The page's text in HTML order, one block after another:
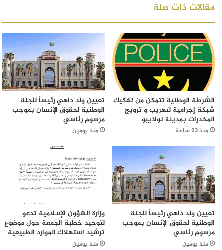
مقالات ذات صلة
الشرطة الوطنية تتمكن من تفكيك
شبكة إجرامية لتهريب و ترويج
المخدرات بمدينة نواذيبو
منذ 23 ساعة
تعيين ولد داهي رئيساً للجنة
الوطنية لحقوق الإنسان بموجب
مرسوم رئاسي
منذ يومين
تعيين ولد داهي رئيساً للجنة
الوطنية لحقوق الإنسان بموجب
مرسوم رئاسي
منذ يومين
وزارة الشؤون الإسلامية تدعو
لتوحيد خطبة الجمعة حول موضوع
ترشيد استهلاك الموارد الطبيعية
منذ يومين